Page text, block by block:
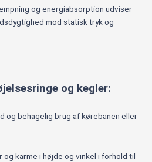
og energiabsorption udviser
mod statisk tryk og
og kegler:
og behagelig brug af kørebanen eller
karme i højde og vinkel i forhold til